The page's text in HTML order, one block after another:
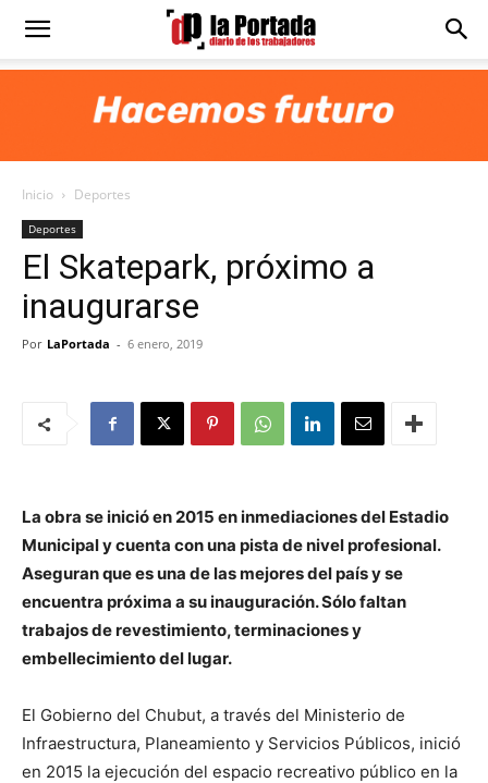
Diario
Portada
Inicio Deportes
Deportes
El Skatepark, próximo a
inaugurarse
Por LaPortada - 6 enero, 2019
La obra se inició en 2015 en inmediaciones del Estadio
Municipal y cuenta con una pista de nivel profesional.
Aseguran que es una de las mejores del país y se
encuentra próxima a su inauguración. Sólo faltan
trabajos de revestimiento, terminaciones y
embellecimiento del lugar.
El Gobierno del Chubut, a través del Ministerio de
Infraestructura, Planeamiento y Servicios Públicos, inició
en 2015 la ejecución del espacio recreativo público en la